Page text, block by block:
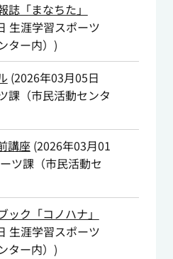
誌「まなちた」
生涯学習スポーツ
ー内） )
(2026年03月05日
課（市民活動センタ
講座(2026年03月01
ツ課（市民活動セ
ック「コノハナ」
生涯学習スポーツ
ー内） )